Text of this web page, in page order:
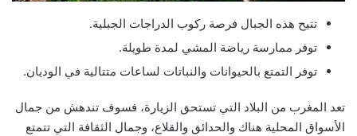
تتيح هذه الجبال فرصة ركوب الدراجات الجبلية.
توفر ممارسة رياضة المشي لمدة طويلة.
توفر التمتع بالحيوانات والنباتات لساعات متتالية في الوديان.
تعد المغرب من البلاد التي تستحق الزيارة، فسوف تندهش من جمال
الأسواق المحلية هناك والحدائق والقلاع، وجمال الثقافة التي تتمتع